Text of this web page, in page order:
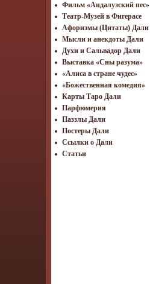
Фильм «Андалузский пес»
Театр-Музей в Фигерасе
Афоризмы (Цитаты) Дали
Мысли и анекдоты Дали
Духи и Сальвадор Дали
Выставка «Сны разума»
«Алиса в стране чудес»
«Божественная комедия»
Карты Таро Дали
Парфюмерия
Паззлы Дали
Постеры Дали
Ссылки о Дали
Статьи